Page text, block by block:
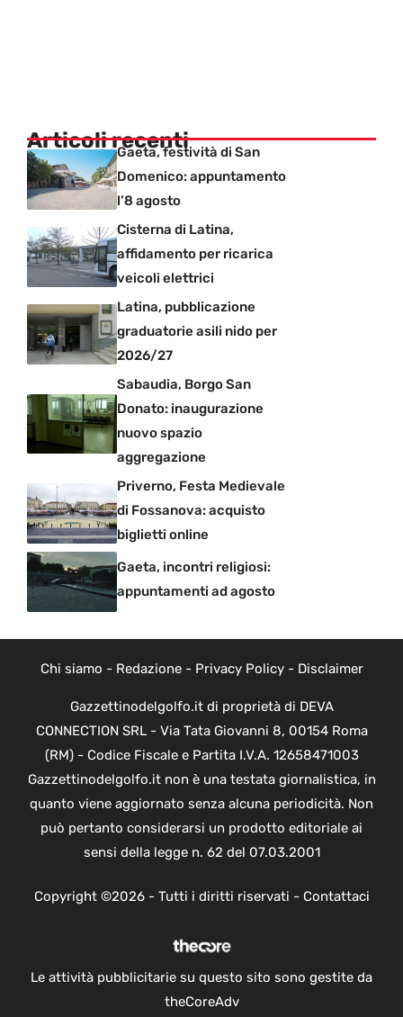
Articoli recentiGaeta, festività di San
Domenico: appuntamento
l’8 agosto
Cisterna di Latina,
affidamento per ricarica
veicoli elettrici
Latina, pubblicazione
graduatorie asili nido per
2026/27
Sabaudia, Borgo San
Donato: inaugurazione
nuovo spazio
aggregazione
Priverno, Festa Medievale
di Fossanova: acquisto
biglietti online
Gaeta, incontri religiosi:
appuntamenti ad agosto
Chi siamo - Redazione- Privacy Policy- Disclaimer
Gazzettinodelgolfo.it di proprietà di DEVA
CONNECTION SRL - Via Tata Giovanni 8, 00154 Roma
(RM) - Codice Fiscale e Partita I.V.A. 12658471003
Gazzettinodelgolfo.it non è una testata giornalistica, in
quanto viene aggiornato senza alcuna periodicità. Non
può pertanto considerarsi un prodotto editoriale ai
sensi della legge n. 62 del 07.03.2001
Copyright ©2026 - Tutti i diritti riservati - Contattaci
Le attività pubblicitarie su questo sito sono gestite da
theCoreAdv